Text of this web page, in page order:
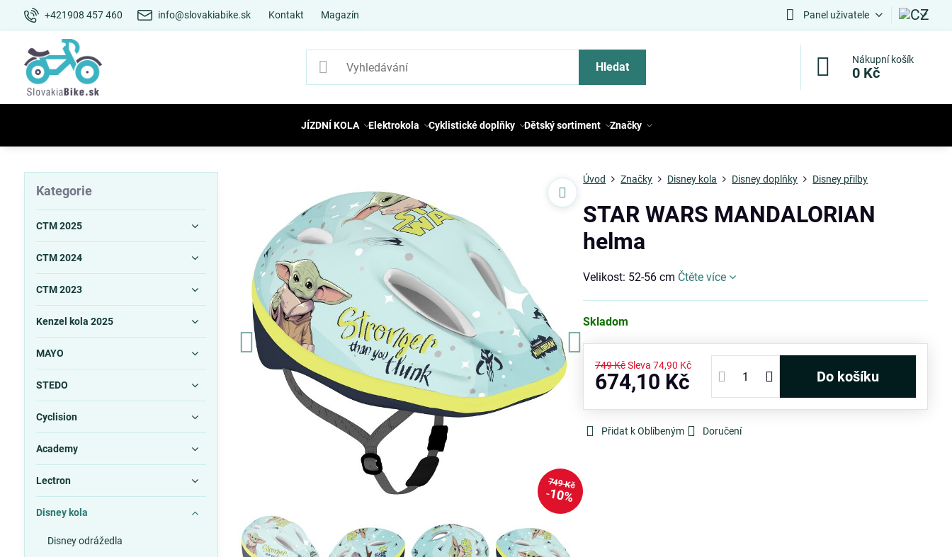
+421908 457 460 info@slovakiabike.sk Kontakt Magazín Panel uživatele
Hledat
Nákupní košík
0 Kč
JÍZDNÍ KOLA Elektrokola Cyklistické doplňky Dětský sortiment Značky
749 Kč
10%
Úvod Značky Disney kola Disney doplňky Disney přilby
STAR WARS MANDALORIAN
helma
Velikost: 52-56 cm Čtěte více
Skladom
749 Kč Sleva 74,90 Kč
674,10 Kč Do košíku
Přidat k Oblíbeným Doručení
Kategorie
CTM 2025
CTM 2024
CTM 2023
Kenzel kola 2025
MAYO
STEDO
Cyclision
Academy
Lectron
Disney kola
Disney odrážedla